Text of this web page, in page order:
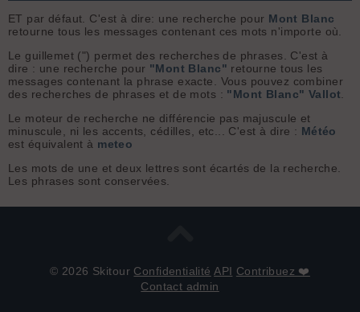
ET par défaut. C'est à dire: une recherche pour Mont Blanc
retourne tous les messages contenant ces mots n'importe où.
Le guillemet (") permet des recherches de phrases. C'est à
dire : une recherche pour "Mont Blanc" retourne tous les
messages contenant la phrase exacte. Vous pouvez combiner
des recherches de phrases et de mots : "Mont Blanc" Vallot
Le moteur de recherche ne différencie pas majuscule et
minuscule, ni les accents, cédilles, etc... C'est à dire : Météo
est équivalent à meteo
Les mots de une et deux lettres sont écartés de la recherche.
Les phrases sont conservées.
© 2026 Skitour Confidentialité API Contribuez ❤️
Contact admin